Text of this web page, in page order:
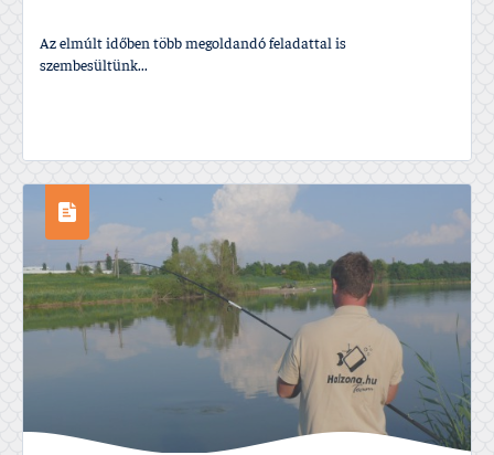
Az elmúlt időben több megoldandó feladattal is
szembesültünk...